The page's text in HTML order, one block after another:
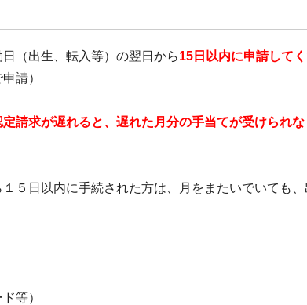
（出生、転入等）の翌日から15日以内に申請して
請）
定請求が遅れると、遅れた月分の手当てが受けられ
５日以内に手続された方は、月をまたいでいても
等）